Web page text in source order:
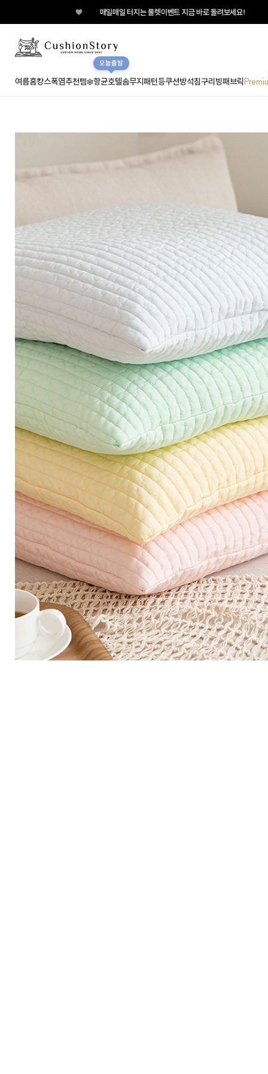
매일매일 터지는 룰렛이벤트 지금 바로 돌려보세요!
여름홈캉스폭염추천템❄️항균호텔솜
오늘출발
무지패턴등쿠션방석침구리빙패브릭